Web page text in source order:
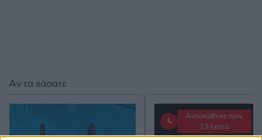
Αν τα χάσατε
Ανανεώθηκε πριν
13 λεπτά